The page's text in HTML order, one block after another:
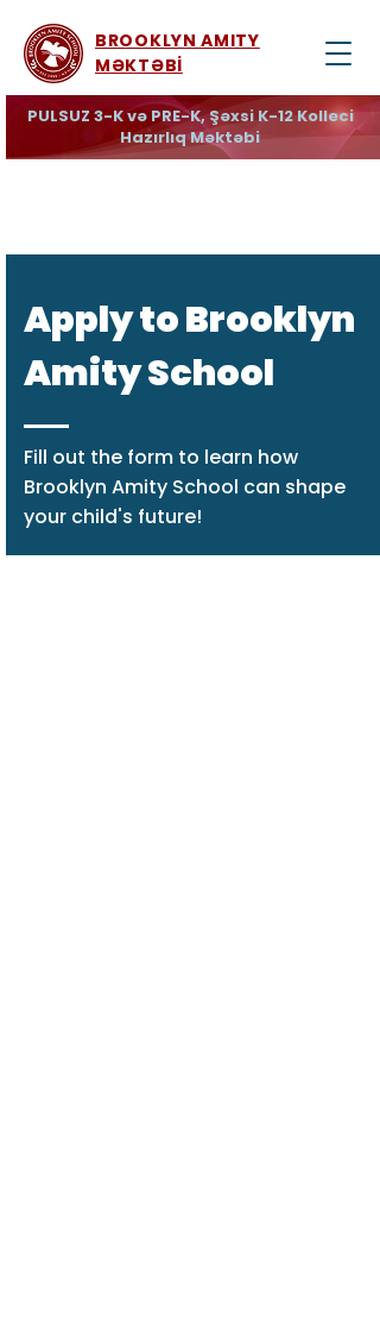
BROOKLYN AMITY
MƏKTƏBİ
PULSUZ 3-K və PRE-K, Şəxsi K-12 Kolleci
Hazırlıq Məktəbi
Apply to Brooklyn
Amity School
Fill out the form to learn how
Brooklyn Amity School can shape
your child's future!